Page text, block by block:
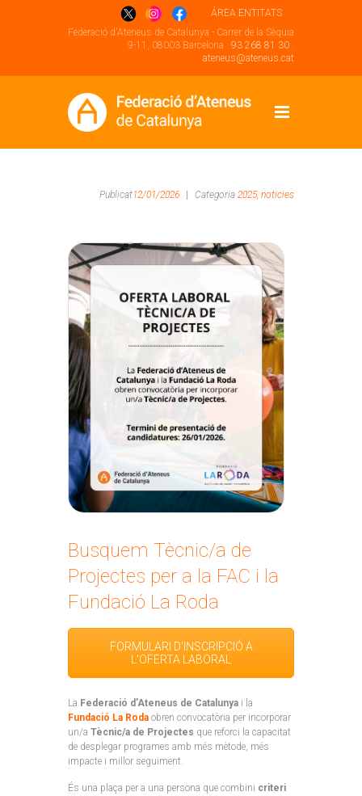
ÁREA ENTITATS
Federació d'Ateneus de Catalunya - Carrer de la Sèquia
9-11, 08003 Barcelona . 93 268 81 30 .
ateneus@ateneus.cat
Publicat12/01/2026 Categoria 2025, noticies
Busquem Tècnic/a de
Projectes per a la FAC i la
Fundació La Roda
FORMULARI D'INSCRIPCIÓ A
L'OFERTA LABORAL
La Federació d’Ateneus de Catalunya i la
Fundació La Roda obren convocatòria per incorporar
un/a Tècnic/a de Projectes que reforci la capacitat
de desplegar programes amb més mètode, més
impacte i millor seguiment.
És una plaça per a una persona que combini criteri